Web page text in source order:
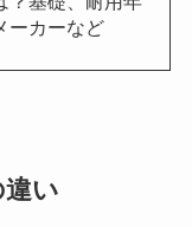
ーカーなど
い